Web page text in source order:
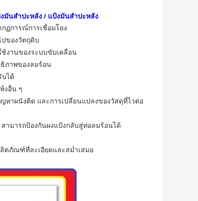
มันสำปะหลัง / แป้งมันสำปะหลัง
ฏการณ์การเชื่อมโยง
ปของวัตถุดิบ
งานของระบบขับเคลื่อน
ภาพของลมร้อน
ได้
งอื่น ๆ
หาผนังติด และการเปลี่ยนแปลงของวัสดุที่ไวต่อ
สามารถป้องกันผงแป้งกลับสู่ท่อลมร้อนได้
ตภัณฑ์ที่ละเอียดและสม่ำเสมอ